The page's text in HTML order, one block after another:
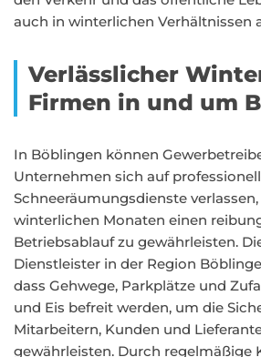
auch in winterlichen Verhältnissen
Verlässlicher
Firmen in und um
In Böblingen können
Unternehmen sich auf
Schneeräumungsdienste
winterlichen Monaten einen
Betriebsablauf zu gewährleisten.
Dienstleister in der Region
dass Gehwege, Parkplätze und
und Eis befreit werden, um die
Mitarbeitern, Kunden und
gewährleisten. Durch regelmäßige